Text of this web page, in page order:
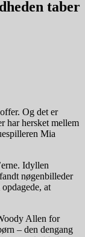
taber
Og det er
har hersket mellem
Mia
Idyllen
nøgenbilleder
at
Allen for
– den dengang